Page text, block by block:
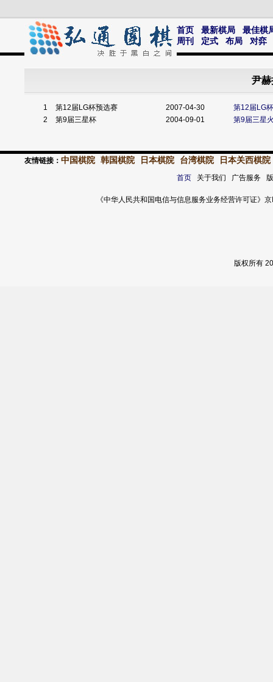
首页 最新棋局
最佳棋
周刊
定式 布局 对弈
尹
1 第12届LG杯预选赛 2007-04-30
第12届LG
2
第9届三星杯 2004-09-01 第9届三星
友情链接： 中国棋院 韩国棋院 日本棋院 台湾棋院 日本关西棋院
首页关于我们 广告服务
《中华人民共和国电信与信息服务业务经营许可证
版权所有